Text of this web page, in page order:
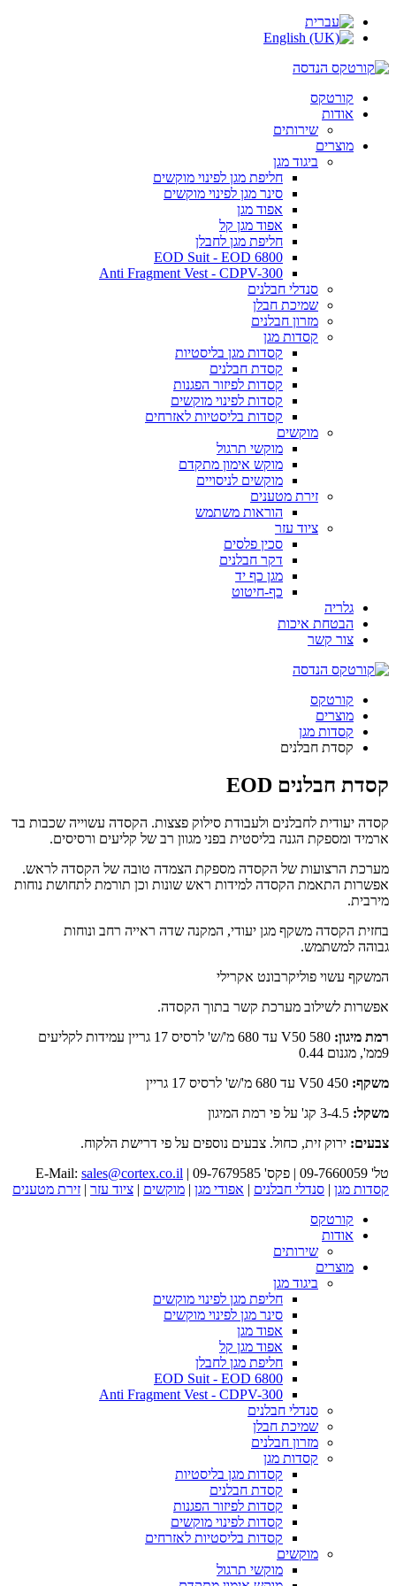
קורטקס
אודות
שירותים
מוצרים
ביגוד מגן
חליפת מגן לפינוי מוקשים
סינר מגן לפינוי מוקשים
אפוד מגן
אפוד מגן קל
חליפת מגן לחבלן
EOD Suit - EOD 6800
Anti Fragment Vest - CDPV-300
סנדלי חבלנים
שמיכת חבלן
מזרון חבלנים
קסדות מגן
קסדות מגן בליסטיות
קסדת חבלנים
קסדות לפיזור הפגנות
קסדות לפינוי מוקשים
קסדות בליסטיות לאזרחים
מוקשים
מוקשי תרגול
מוקש אימון מתקדם
מוקשים לניסויים
זירת מטענים
הוראות משתמש
ציוד עזר
סכין פלסים
דקר חבלנים
מגן כף יד
כף-חיטוט
גלריה
הבטחת איכות
צור קשר
קורטקס
מוצרים
קסדות מגן
קסדת חבלנים
קסדת חבלנים EOD
קסדה יעודית לחבלנים ולעבודת סילוק פצצות. הקסדה עשוייה שכבות בד
ארמיד ומספקת הגנה בליסטית בפני מגוון רב של קליעים ורסיסים.
מערכת הרצועות של הקסדה מספקת הצמדה טובה של הקסדה לראש.
אפשרות התאמת הקסדה למידות ראש שונות וכן תורמת לתחושת נוחות
מירבית.
בחזית הקסדה משקף מגן יעודי, המקנה שדה ראייה רחב ונוחות
גבוהה למשתמש.
המשקף עשוי פוליקרבונט אקרילי
אפשרות לשילוב מערכת קשר בתוך הקסדה.
רמת מיגון:
V50 580 עד 680 מ'/ש' לרסיס 17 גריין עמידות לקליעים
9ממ', מגנום 0.44
משקף: V50 450 עד 680 מ'/ש' לרסיס 17 גריין
משקל:
צבעים: ירוק זית, כחול. צבעים נוספים על פי דרישת הלקוח.
טל' 09-7660059 | פקס' 09-7679585 | E-Mail:
sales@cortex.co.il
קסדות מגן | סנדלי חבלנים | אפודי מגן | מוקשים | ציוד עזר | זירת מטענים
קורטקס
אודות
שירותים
מוצרים
ביגוד מגן
חליפת מגן לפינוי מוקשים
סינר מגן לפינוי מוקשים
אפוד מגן
אפוד מגן קל
חליפת מגן לחבלן
EOD Suit - EOD 6800
Anti Fragment Vest - CDPV-300
סנדלי חבלנים
שמיכת חבלן
מזרון חבלנים
קסדות מגן
קסדות מגן בליסטיות
קסדת חבלנים
קסדות לפיזור הפגנות
קסדות לפינוי מוקשים
קסדות בליסטיות לאזרחים
מוקשים
מוקשי תרגול